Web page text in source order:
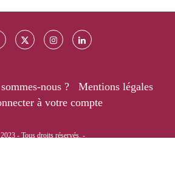
nous ?
Mentions légales
à votre compte
- Tous droits réservés. -